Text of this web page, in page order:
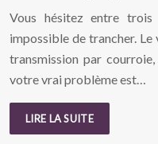
Vous hésitez entre trois
impossible de trancher.
transmission par
votre vrai problème est…
LIRE LA SUITE